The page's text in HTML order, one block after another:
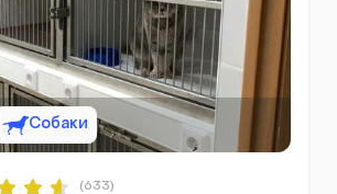
Собаки
(633)